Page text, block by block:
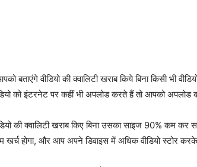
बताएंगे वीडियो की क्वालिटी खराब किये बिना किसी भी
को इंटरनेट पर कहीं भी अपलोड करते हैं तो आपको अपलोड
की क्वालिटी खराब किए बिना उसका साइज 90%
खर्च होगा, और आप अपने डिवाइस में अधिक वीडियो स्टोर